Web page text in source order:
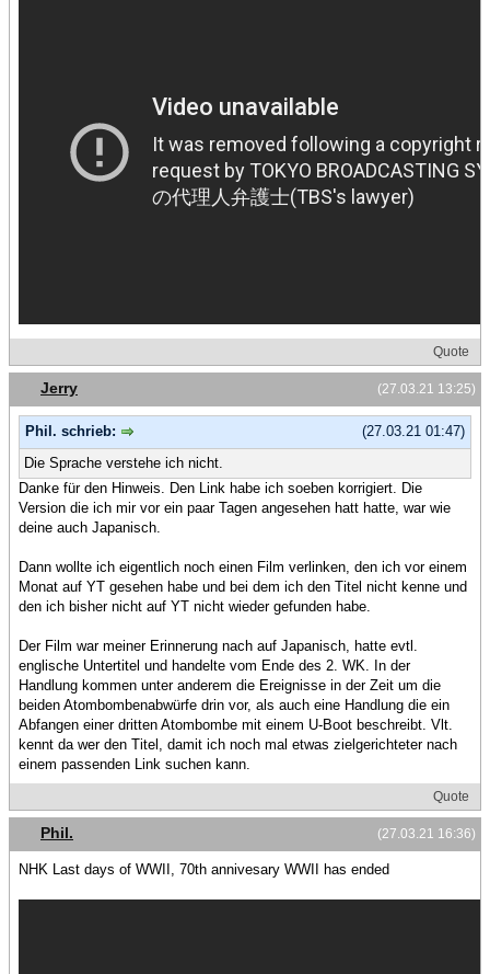
Quote
(27.03.21 13:25)
Jerry
(27.03.21 01:47)
Phil. schrieb:
Die Sprache verstehe ich nicht.
Danke für den Hinweis. Den Link habe ich soeben korrigiert. Die
Version die ich mir vor ein paar Tagen angesehen hatt hatte, war wie
deine auch Japanisch.
Dann wollte ich eigentlich noch einen Film verlinken, den ich vor einem
Monat auf YT gesehen habe und bei dem ich den Titel nicht kenne und
den ich bisher nicht auf YT nicht wieder gefunden habe.
Der Film war meiner Erinnerung nach auf Japanisch, hatte evtl.
englische Untertitel und handelte vom Ende des 2. WK. In der
Handlung kommen unter anderem die Ereignisse in der Zeit um die
beiden Atombombenabwürfe drin vor, als auch eine Handlung die ein
Abfangen einer dritten Atombombe mit einem U-Boot beschreibt. Vlt.
kennt da wer den Titel, damit ich noch mal etwas zielgerichteter nach
einem passenden Link suchen kann.
Quote
(27.03.21 16:36)
Phil.
NHK Last days of WWII, 70th annivesary WWII has ended